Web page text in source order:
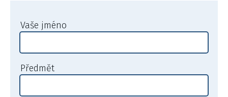
Vaše jméno
Předmět